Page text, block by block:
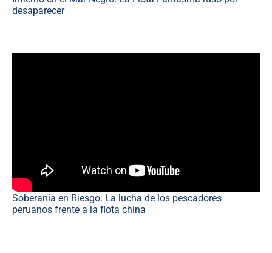
desaparecer
Soberanía en Riesgo: La lucha de los pescadores
peruanos frente a la flota china